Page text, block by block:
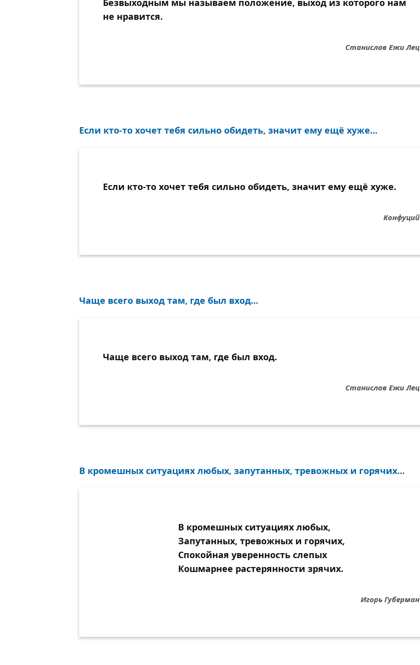
Это хуже, наверное, даже смерти!
Вы ж привыкли и попросту позабыли,
Безвыходным мы называем положение, выход из которого нам
не нравится.
Станислав Ежи Лец
Если кто-то хочет тебя сильно обидеть, значит ему ещё хуже...
Если кто-то хочет тебя сильно обидеть, значит ему ещё хуже.
Конфуций
Чаще всего выход там, где был вход...
Чаще всего выход там, где был вход.
Станислав Ежи Лец
В кромешных ситуациях любых, запутанных, тревожных и горячих...
В кромешных ситуациях любых,
Запутанных, тревожных и горячих,
Спокойная уверенность слепых
Кошмарнее растерянности зрячих.
Игорь Губерман